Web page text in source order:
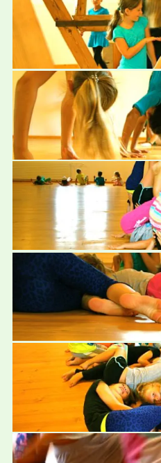
SCHWEIZ
Tel +41 (0)32 675 16 50
Email info (at) tamtam-produktion.ch
Newsletter
Sende eine Email an
newsletter@tamtam-produktion.ch